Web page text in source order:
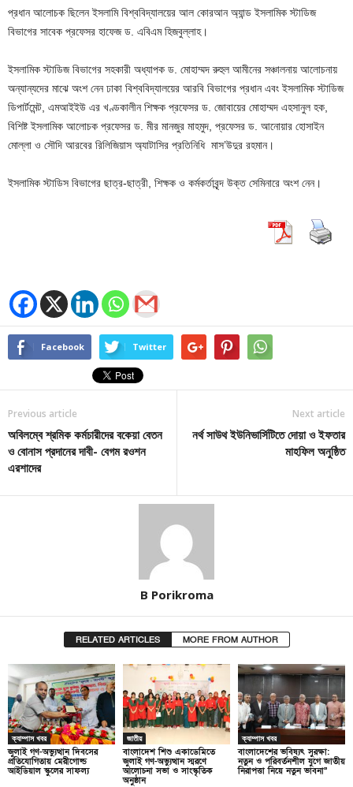
প্রধান আলোচক ছিলেন ইসলামি বিশ্ববিদ্যালয়ের আল কোরআন অ্যান্ড ইসলামিক স্টাডিজ
বিভাগের সাবেক প্রফেসর হাফেজ ড. এবিএম হিজবুল্লাহ।
ইসলামিক স্টাডিজ বিভাগের সহকারী অধ্যাপক ড. মোহাম্মদ রুহুল আমীনের সঞ্চালনায় আলোচনায়
অন্যান্যদের মাঝে অংশ নেন ঢাকা বিশ্ববিদ্যালয়ের আরবি বিভাগের প্রধান এবং ইসলামিক স্টাডিজ
ডিপার্টমেন্ট, এমআইইউ এর খণ্ডকালীন শিক্ষক প্রফেসর ড. জোবায়ের মোহাম্মদ এহসানুল হক,
বিশিষ্ট ইসলামিক আলোচক প্রফেসর ড. মীর মানজুর মাহমুদ, প্রফেসর ড. আনোয়ার হোসাইন
মোল্লা ও সৌদি আরবের রিলিজিয়াস অ্যাটাসির প্রতিনিধি মাস’উদুর রহমান।
ইসলামিক স্টাডিস বিভাগের ছাত্র-ছাত্রী, শিক্ষক ও কর্মকর্তাবৃন্দ উক্ত সেমিনারে অংশ নেন।
Facebook Twitter
Previous article
অবিলম্বে শ্রমিক কর্মচারীদের বকেয়া বেতন
ও বোনাস প্রদানের দাবী- বেগম রওশন
এরশাদের
Next article
নর্থ সাউথ ইউনিভার্সিটিতে দোয়া ও ইফতার
মাহফিল অনুষ্ঠিত
B Porikroma
RELATED ARTICLES MORE FROM AUTHOR
ক্যাম্পাস খবর
জুলাই গণ-অভ্যুত্থান দিবসের
প্রতিযোগিতায় মেরীগোল্ড
আইডিয়াল স্কুলের সাফল্য
জাতীয়
বাংলাদেশ শিশু একাডেমিতে
জুলাই গণ-অভ্যুত্থান স্মরণে
আলোচনা সভা ও সাংস্কৃতিক
অনুষ্ঠান
ক্যাম্পাস খবর
বাংলাদেশের ভবিষ্যৎ সুরক্ষা:
নতুন ও পরিবর্তনশীল যুগে জাতীয়
নিরাপত্তা নিয়ে নতুন ভাবনা”